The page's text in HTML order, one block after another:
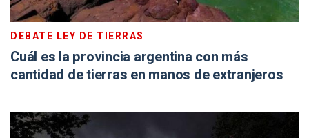
DEBATE LEY DE TIERRAS
Cuál es la provincia argentina con más
cantidad de tierras en manos de extranjeros